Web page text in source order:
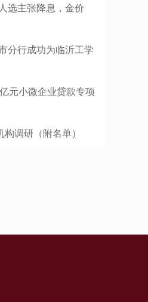
选主张降息，金价
分行成功为临沂工学
元小微企业贷款专项
调研（附名单）